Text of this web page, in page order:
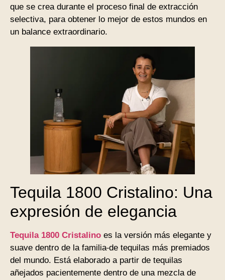
que se crea durante el proceso final de extracción
selectiva, para obtener lo mejor de estos mundos en
un balance extraordinario.
Tequila 1800 Cristalino: Una
expresión de elegancia
Tequila 1800 Cristalino es la versión más elegante y
suave dentro de la familia de tequilas más premiados
del mundo. Está elaborado a partir de tequilas
añejados pacientemente dentro de una mezcla de